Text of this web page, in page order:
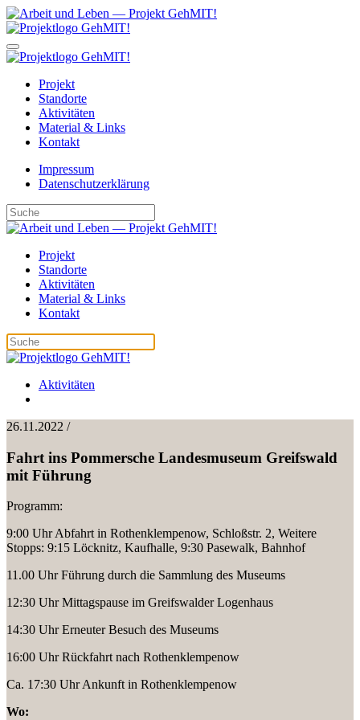
Projekt
Standorte
Aktivitäten
Material & Links
Kontakt
Impressum
Datenschutzerklärung
Projekt
Standorte
Aktivitäten
Material & Links
Kontakt
Aktivitäten
26.11.2022 /
Fahrt ins Pommersche Landesmuseum Greifswald
mit Führung
Programm:
9:00 Uhr Abfahrt in Rothenklempenow, Schloßstr. 2, Weitere
Stopps: 9:15 Löcknitz, Kaufhalle, 9:30 Pasewalk, Bahnhof
11.00 Uhr Führung durch die Sammlung des Museums
12:30 Uhr Mittagspause im Greifswalder Logenhaus
14:30 Uhr Erneuter Besuch des Museums
16:00 Uhr Rückfahrt nach Rothenklempenow
Ca. 17:30 Uhr Ankunft in Rothenklempenow
Wo: